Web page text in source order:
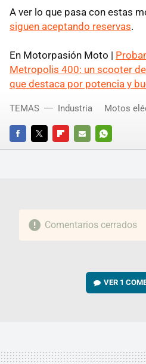
A ver lo que pasa con estas
siguen aceptando reservas.
En Motorpasión Moto |
Metropolis 400: un scooter
que destaca por potencia y
FACEBOOKTWITTERFLIPBOARD
E-
WHATSAPP
TEMAS Industria Motos
Comentarios cerrados
VER 1